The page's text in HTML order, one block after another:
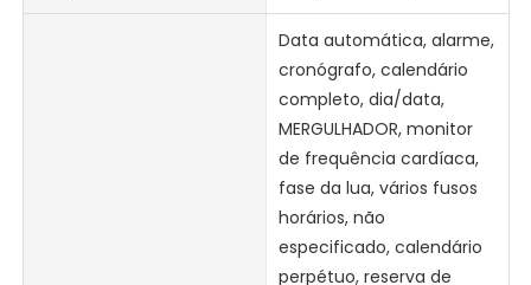
Data automática, alarme,
cronógrafo, calendário
completo, dia/data,
MERGULHADOR, monitor
de frequência cardíaca,
fase da lua, vários fusos
horários, não
especificado, calendário
perpétuo, reserva de